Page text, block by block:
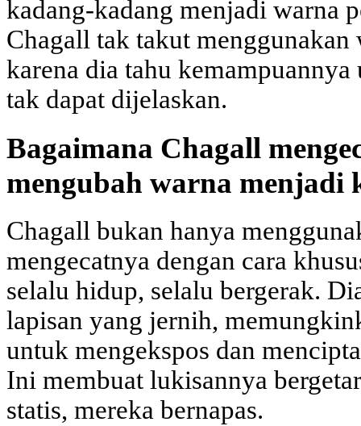
kadang-kadang menjadi warna
Chagall tak takut
karena dia tahu
tak dapat dijelaskan.
Bagaimana Chagall
mengubah warna menjadi
Chagall bukan hanya
mengecatnya dengan cara
selalu hidup, selalu bergerak.
lapisan yang jernih,
untuk mengekspos dan
Ini membuat lukisannya
statis, mereka bernapas.